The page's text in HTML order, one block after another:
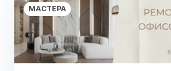
МАСТЕРА